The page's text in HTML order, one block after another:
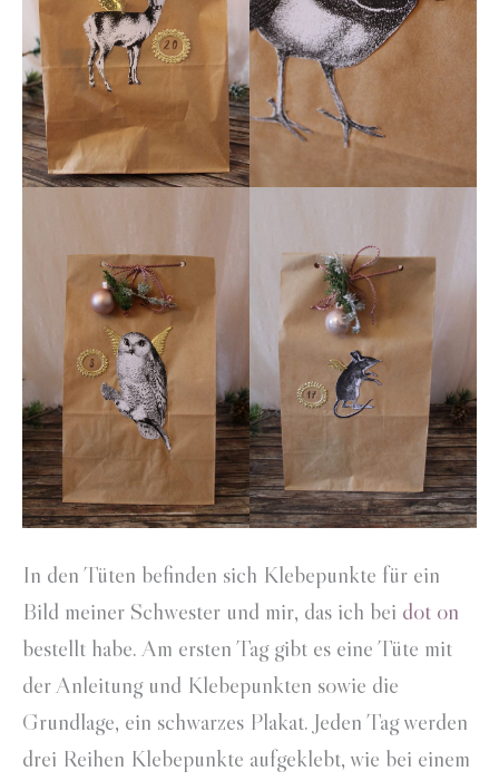
In den Tüten befinden sich Klebepunkte für ein
Bild meiner Schwester und mir, das ich bei dot on
bestellt habe. Am ersten Tag gibt es eine Tüte mit
der Anleitung und Klebepunkten sowie die
Grundlage, ein schwarzes Plakat. Jeden Tag werden
drei Reihen Klebepunkte aufgeklebt, wie bei einem